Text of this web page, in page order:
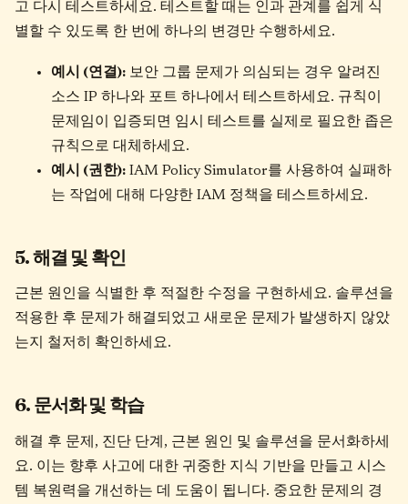
고 다시 테스트하세요. 테스트할 때는 인과 관계를 쉽게 식
별할 수 있도록 한 번에 하나의 변경만 수행하세요.
예시 (연결): 보안 그룹 문제가 의심되는 경우 알려진
소스 IP 하나와 포트 하나에서 테스트하세요. 규칙이
문제임이 입증되면 임시 테스트를 실제로 필요한 좁은
규칙으로 대체하세요.
예시 (권한): IAM Policy Simulator를 사용하여 실패하
는 작업에 대해 다양한 IAM 정책을 테스트하세요.
5. 해결 및 확인
근본 원인을 식별한 후 적절한 수정을 구현하세요. 솔루션을
적용한 후 문제가 해결되었고 새로운 문제가 발생하지 않았
는지 철저히 확인하세요.
6. 문서화 및 학습
해결 후 문제, 진단 단계, 근본 원인 및 솔루션을 문서화하세
요. 이는 향후 사고에 대한 귀중한 지식 기반을 만들고 시스
템 복원력을 개선하는 데 도움이 됩니다. 중요한 문제의 경